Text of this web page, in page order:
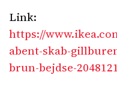
Link:
https://
abent-skab-
brun-bejdse-